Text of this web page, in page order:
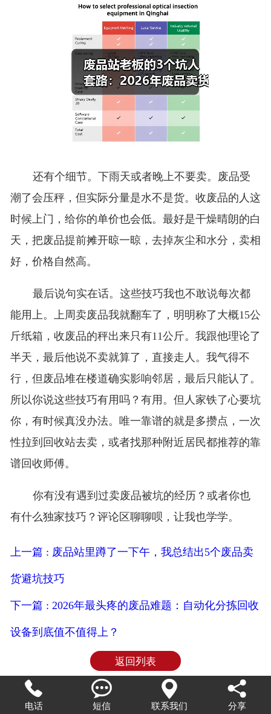
还有个细节。下雨天或者晚上不要卖。废品受
潮了会压秤，但实际分量是水不是货。收废品的人这
时候上门，给你的单价也会低。最好是干燥晴朗的白
天，把废品提前摊开晾一晾，去掉灰尘和水分，卖相
好，价格自然高。
最后说句实在话。这些技巧我也不敢说每次都
能用上。上周卖废品我就翻车了，明明称了大概15公
斤纸箱，收废品的秤出来只有11公斤。我跟他理论了
半天，最后他说不卖就算了，直接走人。我气得不
行，但废品堆在楼道确实影响邻居，最后只能认了。
所以你说这些技巧有用吗？有用。但人家铁了心要坑
你，有时候真没办法。唯一靠谱的就是多攒点，一次
性拉到回收站去卖，或者找那种附近居民都推荐的靠
谱回收师傅。
你有没有遇到过卖废品被坑的经历？或者你也
有什么独家技巧？评论区聊聊呗，让我也学学。
上一篇 : 废品站里蹲了一下午，我总结出5个废品卖
货避坑技巧
下一篇 : 2026年最头疼的废品难题：自动化分拣回收
设备到底值不值得上？
返回列表

电话

短信

联系我们

分享